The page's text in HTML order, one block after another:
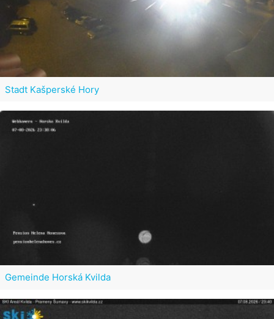
Stadt Kašperské Hory
Gemeinde Horská Kvilda